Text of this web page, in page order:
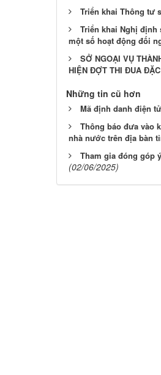
Triển khai Thông tư
Triển khai Nghị định
một số hoạt động đối
SỞ NGOẠI VỤ
HIỆN ĐỢT THI ĐUA
Những tin cũ hơn
Mã định danh điện
Thông báo đưa vào
nhà nước trên địa bàn
Tham gia đóng góp
(02/06/2025)